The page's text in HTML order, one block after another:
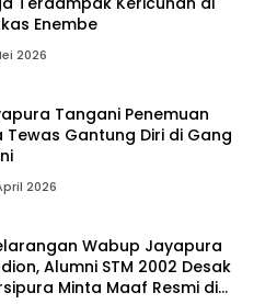
Enembe
2026
Tangani Penemuan
Tewas Gantung Diri di Gang
2026
Wabup Jayapura
Alumni STM 2002 Desak
Minta Maaf Resmi di